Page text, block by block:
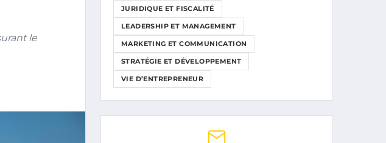
le
JURIDIQUE ET FISCALITÉ
LEADERSHIP ET MANAGEMENT
MARKETING ET COMMUNICATION
STRATÉGIE ET DÉVELOPPEMENT
VIE D’ENTREPRENEUR